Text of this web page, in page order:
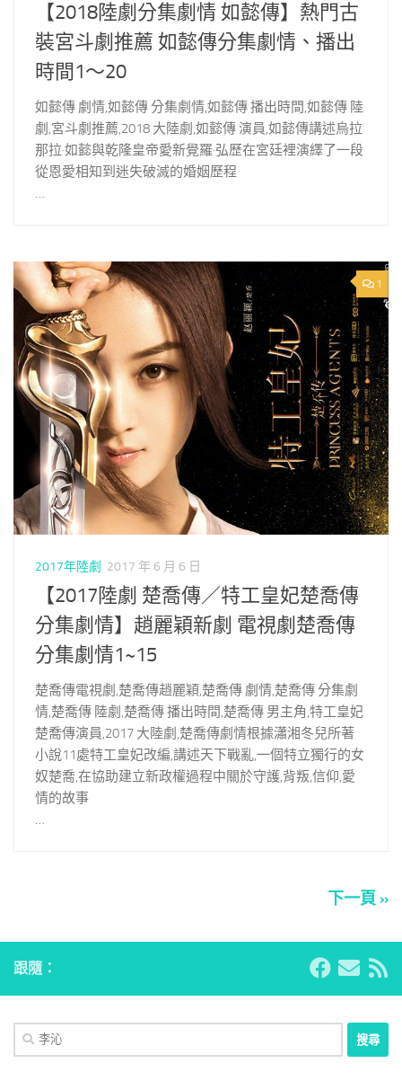
【2018陸劇分集劇情 如懿傳】熱門古
裝宮斗劇推薦 如懿傳分集劇情、播出
時間1～20
如懿傳 劇情,如懿傳 分集劇情,如懿傳 播出時間,如懿傳 陸
劇,宮斗劇推薦,2018 大陸劇,如懿傳 演員,如懿傳講述烏拉
那拉·如懿與乾隆皇帝愛新覺羅·弘歷在宮廷裡演繹了一段
從恩愛相知到迷失破滅的婚姻歷程
…
1
2017年陸劇 2017 年 6 月 6 日
【2017陸劇 楚喬傳／特工皇妃楚喬傳
分集劇情】趙麗穎新劇 電視劇楚喬傳
分集劇情1~15
楚喬傳電視劇,楚喬傳趙麗穎,楚喬傳 劇情,楚喬傳 分集劇
情,楚喬傳 陸劇,楚喬傳 播出時間,楚喬傳 男主角,特工皇妃
楚喬傳演員,2017 大陸劇,楚喬傳劇情根據瀟湘冬兒所著
小說11處特工皇妃改編,講述天下戰亂,一個特立獨行的女
奴楚喬,在協助建立新政權過程中關於守護,背叛,信仰,愛
情的故事
…
下一頁 »
跟隨：
搜
尋